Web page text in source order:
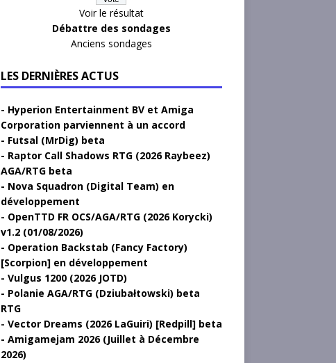
Voir le résultat
Débattre des sondages
Anciens sondages
LES DERNIÈRES ACTUS
Hyperion Entertainment BV et Amiga
Corporation parviennent à un accord
Futsal (MrDig) beta
Raptor Call Shadows RTG (2026 Raybeez)
AGA/RTG beta
Nova Squadron (Digital Team) en
développement
OpenTTD FR OCS/AGA/RTG (2026 Korycki)
v1.2 (01/08/2026)
Operation Backstab (Fancy Factory)
[Scorpion] en développement
Vulgus 1200 (2026 JOTD)
Polanie AGA/RTG (Dziubałtowski) beta
RTG
Vector Dreams (2026 LaGuiri) [Redpill] beta
Amigamejam 2026 (Juillet à Décembre
2026)